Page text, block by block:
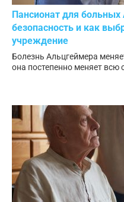
Пансионат для
безопасность и как
учреждение
Болезнь Альцгеймера
она постепенно меняет